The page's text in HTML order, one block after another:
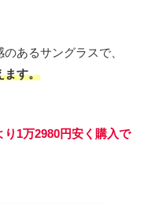
あるサングラスで、
ます。
1万2980円安く購入で